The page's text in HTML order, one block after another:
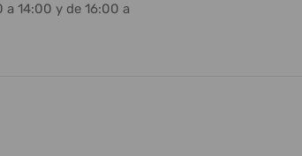
a 14:00 y de 16:00 a